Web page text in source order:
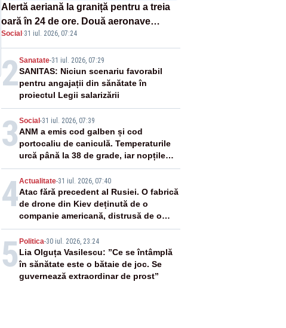
Alertă aeriană la graniță pentru a treia
oară în 24 de ore. Două aeronave
Eurofighter britanice au fost ridicate de
la sol
Social·31 iul. 2026, 07:24
2Sanatate-31 iul. 2026, 07:29
SANITAS: Niciun scenariu favorabil
pentru angajații din sănătate în
proiectul Legii salarizării
3 Social-31 iul. 2026, 07:39
ANM a emis cod galben și cod
portocaliu de caniculă. Temperaturile
urcă până la 38 de grade, iar nopțile
devin tropicale
4Actualitate-31 iul. 2026, 07:40
Atac fără precedent al Rusiei. O fabrică
de drone din Kiev deținută de o
companie americană, distrusă de o
rachetă rusească
5 Politica-30 iul. 2026, 23:24
Lia Olguța Vasilescu: ”Ce se întâmplă
în sănătate este o bătaie de joc. Se
guvernează extraordinar de prost”